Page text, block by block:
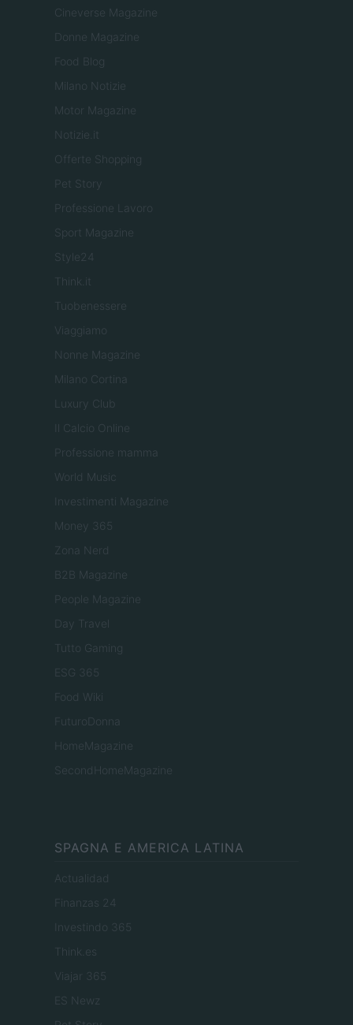
Cineverse Magazine
Donne Magazine
Food Blog
Milano Notizie
Motor Magazine
Notizie.it
Offerte Shopping
Pet Story
Professione Lavoro
Sport Magazine
Style24
Think.it
Tuobenessere
Viaggiamo
Nonne Magazine
Milano Cortina
Luxury Club
Il Calcio Online
Professione mamma
World Music
Investimenti Magazine
Money 365
Zona Nerd
B2B Magazine
People Magazine
Day Travel
Tutto Gaming
ESG 365
Food Wiki
FuturoDonna
HomeMagazine
SecondHomeMagazine
SPAGNA E AMERICA LATINA
Actualidad
Finanzas 24
Investindo 365
Think.es
Viajar 365
ES Newz